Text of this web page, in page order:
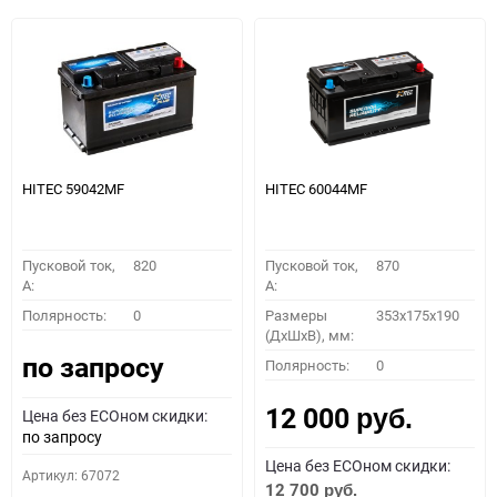
HITEC 59042MF
Пусковой ток,
A:
820
Полярность: 0
по запросу
Цена без ECOном скидки:
по запросу
Артикул: 67072
HITEC 60044MF
Пусковой ток,
A:
870
Размеры
(ДхШхВ), мм:
353x175x190
Полярность: 0
12 000 руб.
Цена без ECOном скидки:
12 700 руб.